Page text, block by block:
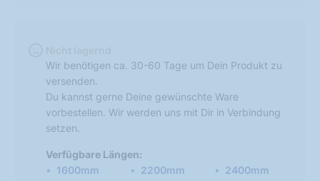
Wir benötigen ca. 30-60 Tage um Dein Produkt zu
versenden.
Du kannst gerne Deine gewünschte Ware
vorbestellen. Wir werden uns mit Dir in Verbindung
setzen.
Verfügbare Längen:
1600mm
2200mm
2400mm